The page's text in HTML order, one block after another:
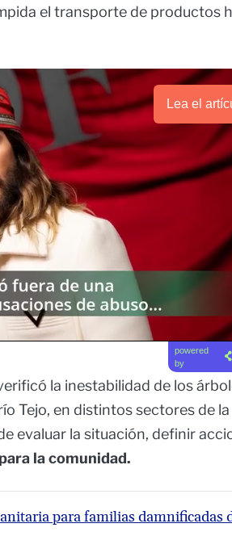
el transporte de productos
Lea el
powered
by
la inestabilidad de los
Tejo, en distintos sectores de la
evaluar la situación, definir
la comunidad.
para familias damnificadas